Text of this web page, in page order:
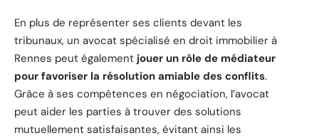
En plus de représenter ses clients devant les
tribunaux, un avocat spécialisé en droit immobilier à
Rennes peut également jouer un rôle de médiateur
pour favoriser la résolution amiable des conflits.
Grâce à ses compétences en négociation, l’avocat
peut aider les parties à trouver des solutions
mutuellement satisfaisantes, évitant ainsi les